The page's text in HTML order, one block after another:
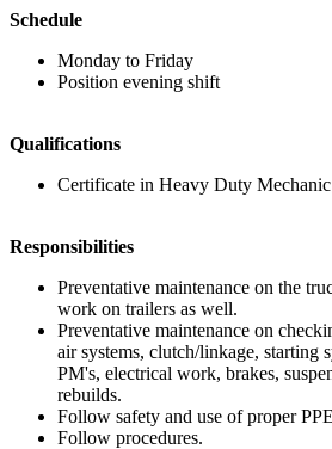
Schedule
Monday to Friday
Position evening shift
Qualifications
Certificate in Heavy Duty Mechanic
Responsibilities
Preventative maintenance on the
work on trailers as well.
Preventative maintenance on
air systems, clutch/linkage, starting
PM's, electrical work, brakes,
rebuilds.
Follow safety and use of proper
Follow procedures.